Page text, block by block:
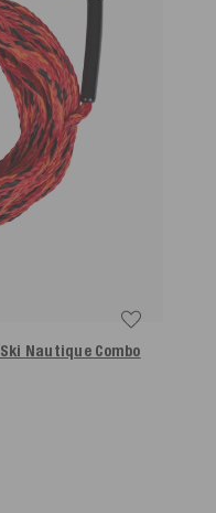
Nautique Combo